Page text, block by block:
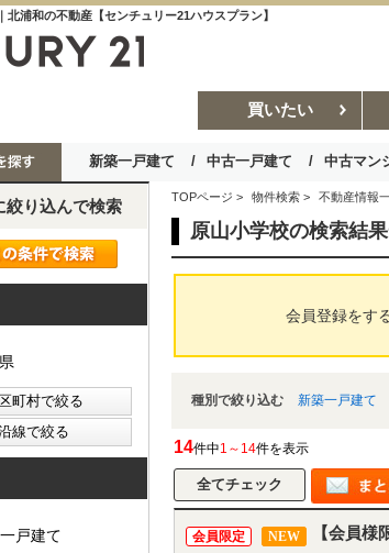
北浦和の不動産【センチュリー21ハウスプラン】
買いたい
新築一戸建て 中古一戸建て 中古マン
TOPページ > 物件検索 > 不動産情報
原山小学校の検索結
会員登録をす
種別で絞り込む 新築一戸建て
14件中1～14件を表示
会員限定 NEW 【会員様
絞り込んで検索
戸建て